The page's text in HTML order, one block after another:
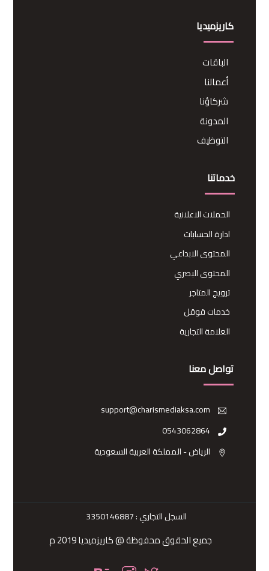
كاريزميديا
الباقات
أعمالنا
شركاؤنا
المدونة
التوظيف
خدماتنا
الحملات الاعلانية
ادارة الحسابات
المحتوى الابداعي
المحتوى البصري
ترويج المتاجر
خدمات قوقل
العلامة التجارية
تواصل معنا
support@charismediaksa.com
0543062864
الرياض - المملكة العربية السعودية
السجل التجاري :3350146887
جميع الحقوق محفوظة @ كاريزميديا 2019 م